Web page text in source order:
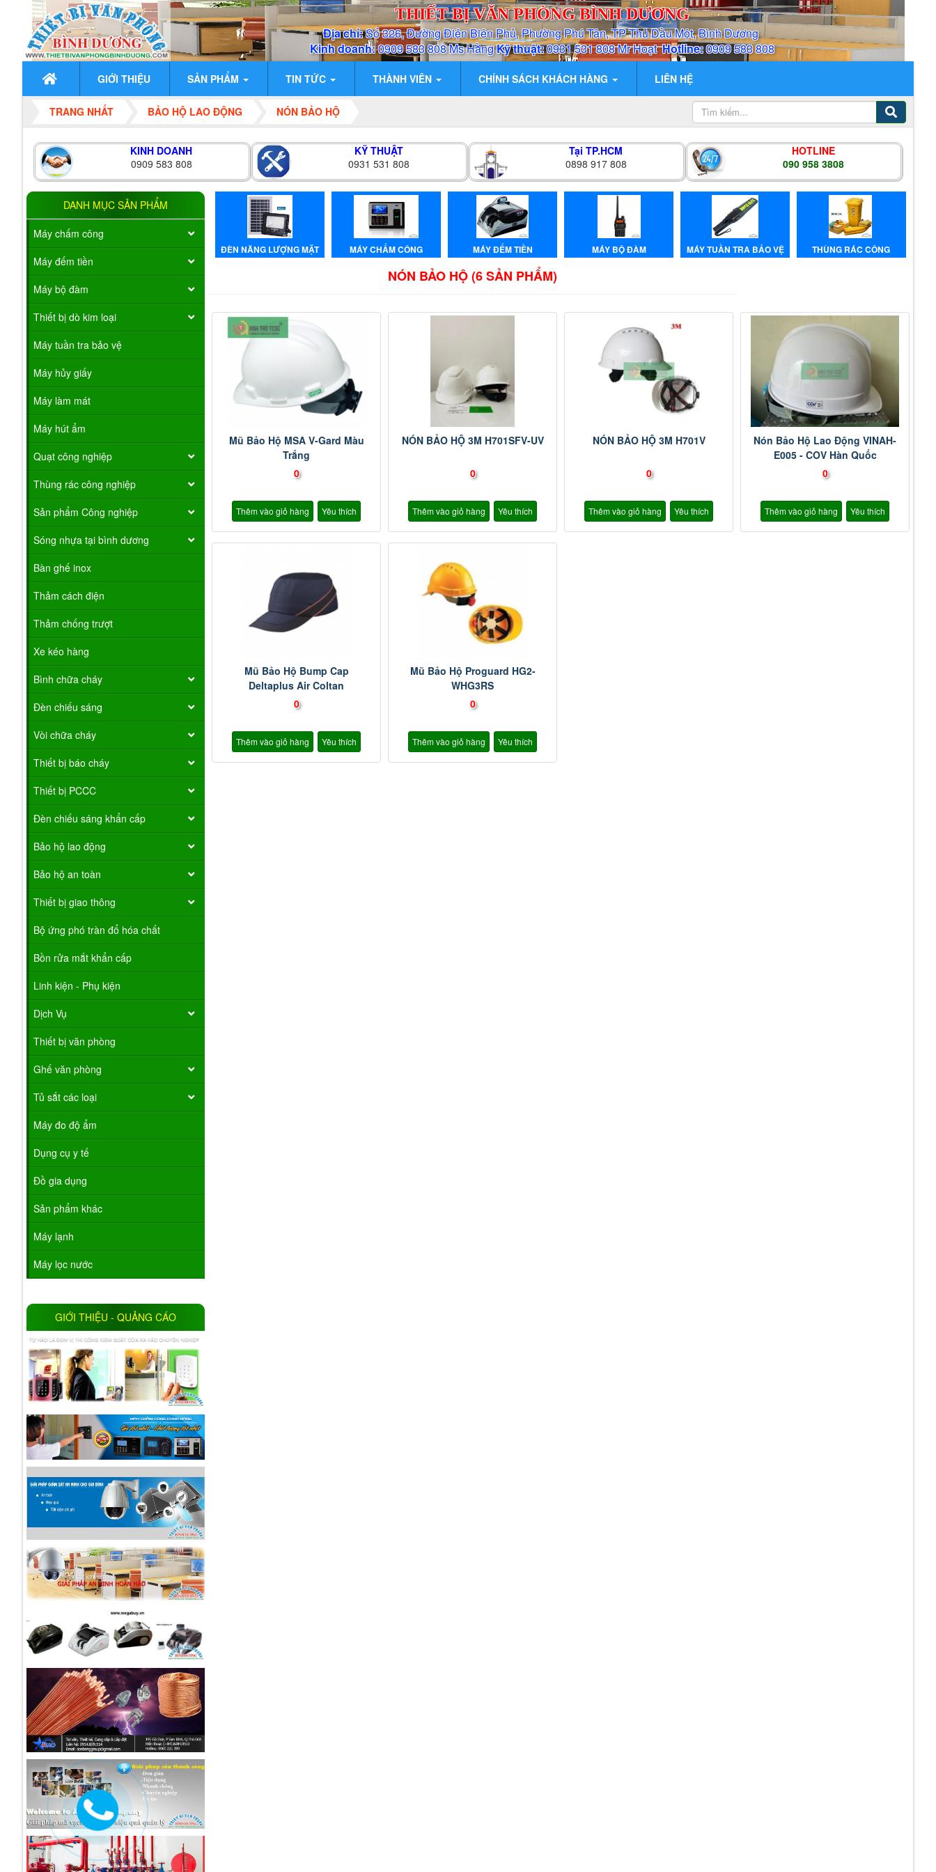
THIẾT BỊ VĂN PHÒNG BÌNH DƯƠNG
Địa chỉ:Số 326, Đường Điện Biên Phủ, Phường Phú Tân, TP Thủ Dầu Một, Bình Dương
Kinh doanh:0909 583 808 Ms HằngKỹ thuật:0931 531 808 Mr HoạtHotline:0909 583 808
GIỚI THIỆU SẢN PHẨM TIN TỨC THÀNH VIÊN CHÍNH SÁCH KHÁCH HÀNG LIÊN HỆ
TRANG NHẤT BẢO HỘ LAO ĐỘNG NÓN BẢO HỘ
KINH DOANH
0909 583 808
KỸ THUẬT
0931 531 808
Tại TP.HCM
0898 917 808
HOTLINE
090 958 3808
ĐÈN NĂNG LƯỢNG MẶT
MÁY CHẤM CÔNG MÁY ĐẾM TIỀN MÁY BỘ ĐÀM MÁY TUẦN TRA BẢO VỆ
THÙNG RÁC CÔNG
NÓN BẢO HỘ (6 SẢN PHẨM)
Mũ Bảo Hộ MSA V-Gard Màu
Trắng
0
Thêm vào giỏ hàng Yêu thích
NÓN BẢO HỘ 3M H701SFV-UV
0
Thêm vào giỏ hàng Yêu thích
NÓN BẢO HỘ 3M H701V
0
Thêm vào giỏ hàng Yêu thích
Nón Bảo Hộ Lao Động VINAH-
E005 - COV Hàn Quốc
0
Thêm vào giỏ hàng Yêu thích
Mũ Bảo Hộ Bump Cap
Deltaplus Air Coltan
0
Thêm vào giỏ hàng Yêu thích
Mũ Bảo Hộ Proguard HG2-
WHG3RS
0
Thêm vào giỏ hàng Yêu thích
DANH MỤC SẢN PHẨM
Máy chấm công
Máy đếm tiền
Máy bộ đàm
Thiết bị dò kim loại
Máy tuần tra bảo vệ
Máy hủy giấy
Máy làm mát
Máy hút ẩm
Quạt công nghiệp
Thùng rác công nghiệp
Sản phẩm Công nghiệp
Sóng nhựa tại bình dương
Bàn ghế inox
Thảm cách điện
Thảm chống trượt
Xe kéo hàng
Bình chữa cháy
Đèn chiếu sáng
Vòi chữa cháy
Thiết bị báo cháy
Thiết bị PCCC
Đèn chiếu sáng khẩn cấp
Bảo hộ lao động
Bảo hộ an toàn
Thiết bị giao thông
Bộ ứng phó tràn đổ hóa chất
Bồn rửa mắt khẩn cấp
Linh kiện - Phụ kiện
Dịch Vụ
Thiết bị văn phòng
Ghế văn phòng
Tủ sắt các loại
Máy đo độ ẩm
Dụng cụ y tế
Đồ gia dụng
Sản phẩm khác
Máy lạnh
Máy lọc nước
GIỚI THIỆU - QUẢNG CÁO